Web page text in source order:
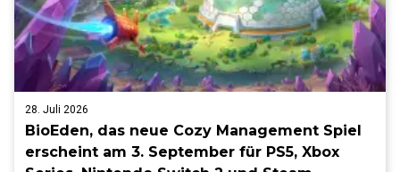
28. Juli 2026
BioEden, das neue Cozy Management Spiel
erscheint am 3. September für PS5, Xbox